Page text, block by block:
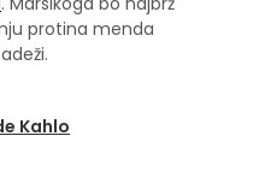
protina menda
Kahlo